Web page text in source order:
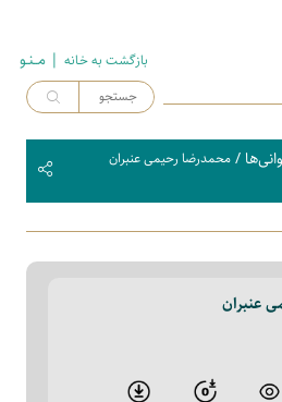
بازگشت به خـانه | مــنـو
/ محمدرضا رحیمی عنبران
عنبران